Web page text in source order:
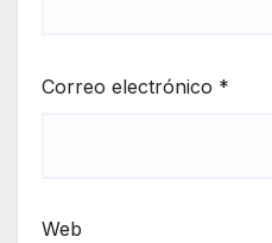
Correo electrónico *
Web